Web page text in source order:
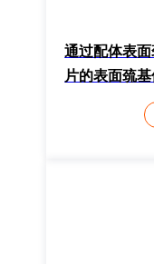
通过配体表
片的表面巯